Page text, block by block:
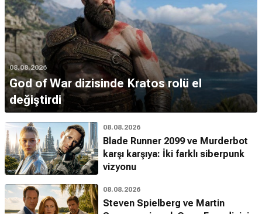
08.08.2026
God of War dizisinde Kratos rolü el
değiştirdi
08.08.2026
Blade Runner 2099 ve Murderbot
karşı karşıya: İki farklı siberpunk
vizyonu
08.08.2026
Steven Spielberg ve Martin